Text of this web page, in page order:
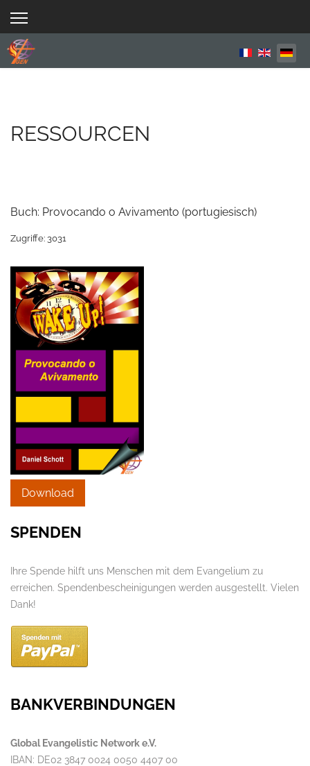
Sprache
RESSOURCEN
Buch: Provocando o Avivamento (portugiesisch)
Zugriffe: 3031
Download
SPENDEN
Ihre Spende hilft uns Menschen mit dem Evangelium zu
erreichen. Spendenbescheinigungen werden ausgestellt. Vielen
Dank!
BANKVERBINDUNGEN
Global Evangelistic Network e.V.
IBAN: DE02 3847 0024 0050 4407 00